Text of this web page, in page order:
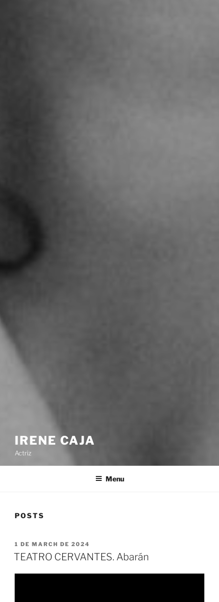
IRENE CAJA
Actriz
Menu
POSTS
POSTED
ON
1 DE MARCH DE 2024
TEATRO CERVANTES. Abarán